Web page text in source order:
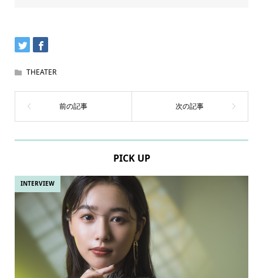
THEATER
PICK UP
INTERVIEW